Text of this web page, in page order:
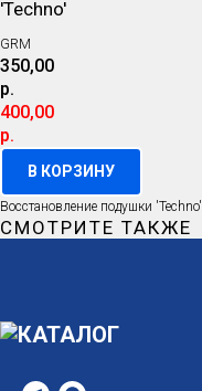
'Techno'
GRM
350,00
р.
400,00
р.
В КОРЗИНУ
Восстановление подушки 'Techno'
СМОТРИТЕ ТАКЖЕ